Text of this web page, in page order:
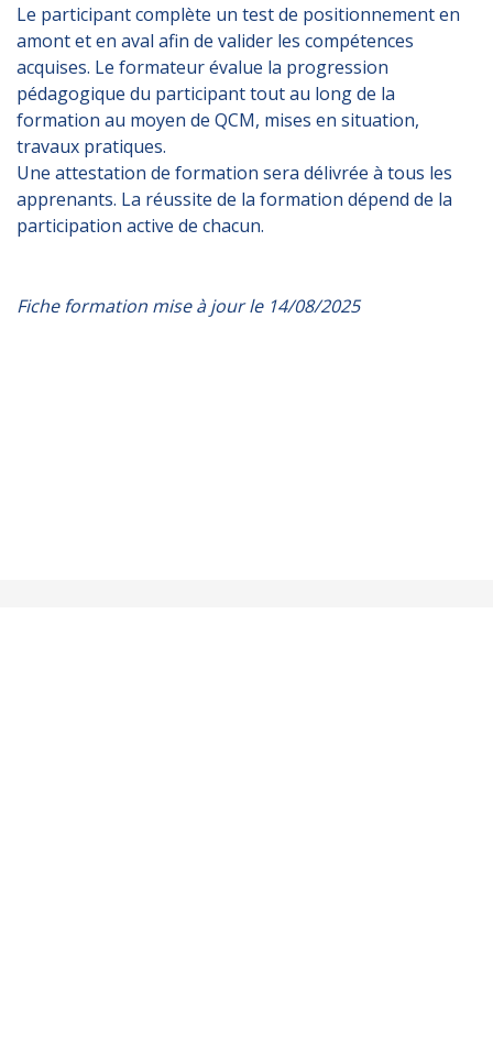
Le participant complète un test de positionnement en
amont et en aval afin de valider les compétences
acquises. Le formateur évalue la progression
pédagogique du participant tout au long de la
formation au moyen de QCM, mises en situation,
travaux pratiques.
Une attestation de formation sera délivrée à tous les
apprenants. La réussite de la formation dépend de la
participation active de chacun.
Fiche formation mise à jour le 14/08/2025